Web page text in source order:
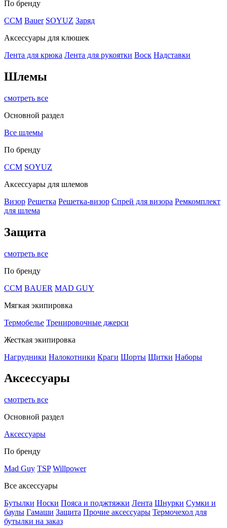
По бренду
CCM Bauer SOYUZ Заряд
Аксессуары для клюшек
Лента для крюка Лента для рукоятки Воск Надставки
Шлемы
смотреть все
Основной раздел
Все шлемы
По бренду
CCM SOYUZ
Аксессуары для шлемов
Визор Решетка Решетка-визор Спрей для визора Ремкомплект
для шлема
Защита
смотреть все
По бренду
CCM BAUER MAD GUY
Мягкая экипировка
Термобелье Тренировочные джерси
Жесткая экипировка
Нагрудники Налокотники Краги Шорты Щитки Наборы
Аксессуары
смотреть все
Основной раздел
Аксессуары
По бренду
Mad Guy TSP Willpower
Все аксессуары
Бутылки Носки Пояса и поджтяжки Лента Шнурки Сумки и
баулы Гамаши Защита Прочие аксессуары Термочехол для
бутылки на заказ